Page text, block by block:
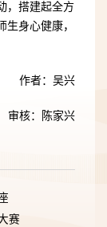
，搭建起全方
身心健康，
作者：吴兴
审核：陈家兴
赛